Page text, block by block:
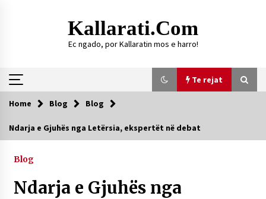
Kallarati.com
Ec ngado, por Kallaratin mos e harro!
Te rejat
Te rejat
SHOQATËS “KALLARATI”
Gazeta Kallarati nr. 118
Home Blog Blog
Ndarja e Gjuhës nga Letërsia, ekspertët në debat
Blog
Ndarja e Gjuhës nga